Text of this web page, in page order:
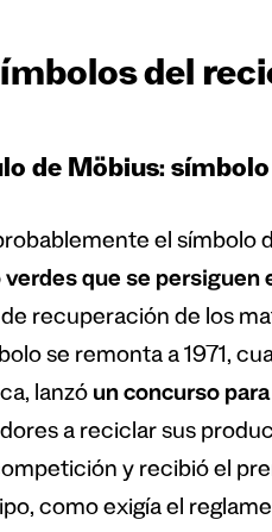
del
de Möbius:
el símbolo
verdes que se persiguen
recuperación de los
se remonta a 1971,
lanzó un concurso
a reciclar sus
y recibió el
como exigía el